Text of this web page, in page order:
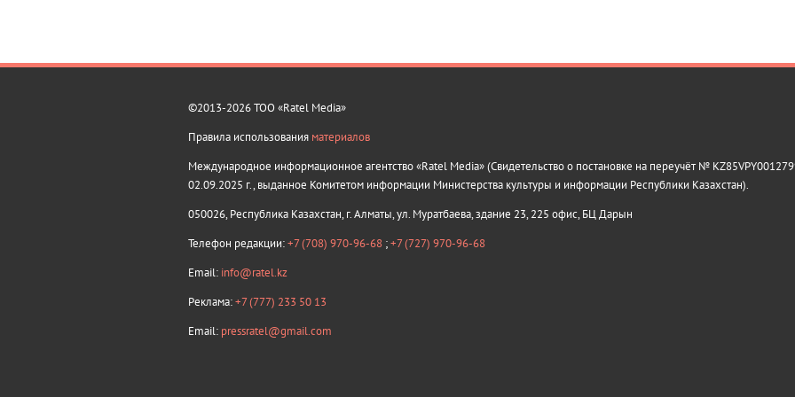
©2013-2026 ТОО «Ratel Media»
Правила использования материалов
Международное информационное агентство «Ratel Media» (Свидетельство о постановке на переучёт №
02.09.2025 г., выданное Комитетом информации Министерства культуры и информации Республики Казахстан).
050026, Республика Казахстан, г. Алматы, ул. Муратбаева, здание 23, 225 офис, БЦ Дарын
Телефон редакции:+7 (708) 970-96-68 ;+7 (727) 970-96-68
Email: info@ratel.kz
Реклама:+7 (777) 233 50 13
Email: pressratel@gmail.com